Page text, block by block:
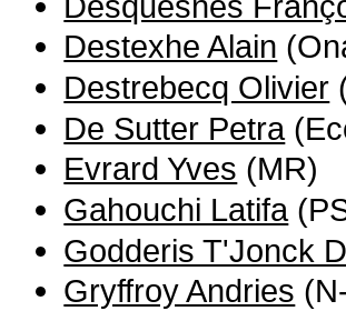
Destexhe Alain
Destrebecq Olivier
De Sutter Petra
Evrard Yves (MR)
Gahouchi Latifa
Godderis T'Jonck
Gryffroy Andries